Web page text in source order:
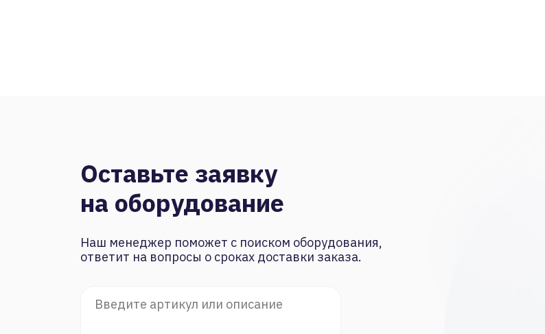
Оставьте заявку
на оборудование
Наш менеджер поможет с поиском оборудования,
ответит на вопросы о сроках доставки заказа.